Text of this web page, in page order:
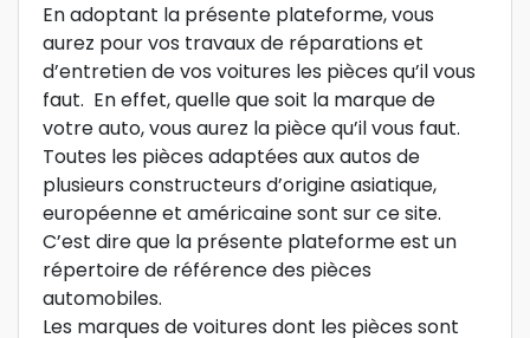
En adoptant la présente plateforme, vous
aurez pour vos travaux de réparations et
d’entretien de vos voitures les pièces qu’il vous
faut. En effet, quelle que soit la marque de
votre auto, vous aurez la pièce qu’il vous faut.
Toutes les pièces adaptées aux autos de
plusieurs constructeurs d’origine asiatique,
européenne et américaine sont sur ce site.
C’est dire que la présente plateforme est un
répertoire de référence des pièces
automobiles.
Les marques de voitures dont les pièces sont